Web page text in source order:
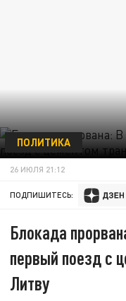
ПОЛИТИКА
26 ИЮЛЯ 21:12
ПОДПИШИТЕСЬ:
Блокада
первый поезд с
Литву